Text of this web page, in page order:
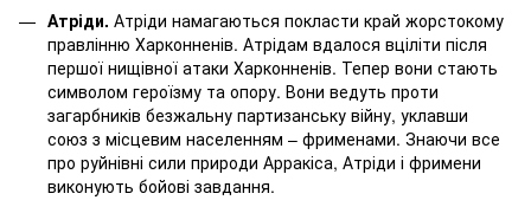
Атріди. Атріди намагаються покласти край жорстокому
правлінню Харконненів. Атрідам вдалося вціліти після
першої нищівної атаки Харконненів. Тепер вони стають
символом героїзму та опору. Вони ведуть проти
загарбників безжальну партизанську війну, уклавши
союз з місцевим населенням – фрименами. Знаючи все
про руйнівні сили природи Арракіса, Атріди і фримени
виконують бойові завдання.